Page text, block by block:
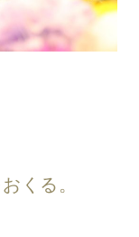
くる。